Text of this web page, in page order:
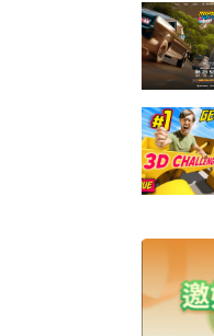
CG人物制
3ds Max
3d云渲染
vray网络
ZBrush技
渲染卡顿
纹理渲染
渲染溢色
EEVEE渲
Corona降
人物建模